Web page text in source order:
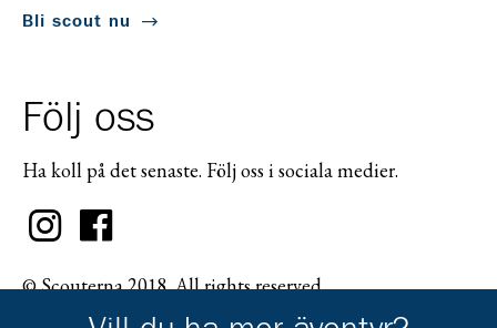
Bli scout nu
Följ oss
Ha koll på det senaste. Följ oss i sociala medier.
© Scouterna 2018. All rights reserved.